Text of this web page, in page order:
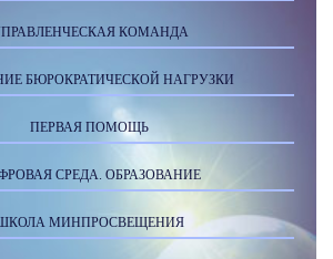
КОМАНДА
БЮРОКРАТИЧЕСКОЙ НАГРУЗКИ
ПЕРВАЯ ПОМОЩЬ
СРЕДА. ОБРАЗОВАНИЕ
МИНПРОСВЕЩЕНИЯ